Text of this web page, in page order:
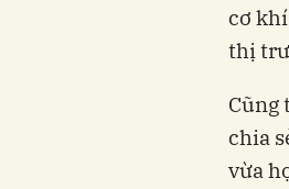
cơ
thị
Cũng
chia
vừa